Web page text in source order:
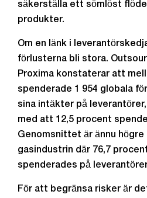
säkerställa ett sömlöst flöde
produkter.
Om en länk i
förlusterna bli stora.
Proxima konstaterar att
spenderade 1 954 globala
sina intäkter på
med att 12,5 procent
Genomsnittet är ännu högre
gasindustrin där 76,7
spenderades på
För att begränsa risker är